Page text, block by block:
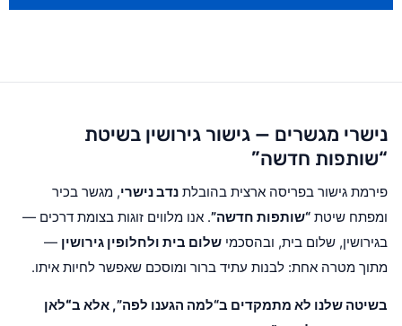
נישרי מגשרים — גישור גירושין בשיטת
“שותפות חדשה”
פירמת גישור בפריסה ארצית בהובלת נדב נישרי, מגשר בכיר
ומפתח שיטת “שותפות חדשה”. אנו מלווים זוגות בצומת דרכים —
בגירושין, שלום בית, ובהסכמי שלום בית ולחלופין גירושין —
מתוך מטרה אחת: לבנות עתיד ברור ומוסכם שאפשר לחיות איתו.
בשיטה שלנו לא מתמקדים ב“למה הגענו לפה”, אלא ב“לאן